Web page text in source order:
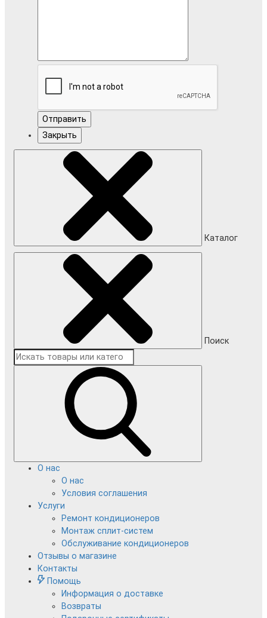
Отправить
Закрыть
Каталог
Поиск
О нас
О нас
Условия соглашения
Услуги
Ремонт кондиционеров
Монтаж сплит-систем
Обслуживание кондиционеров
Отзывы о магазине
Контакты
Помощь
Информация о доставке
Возвраты